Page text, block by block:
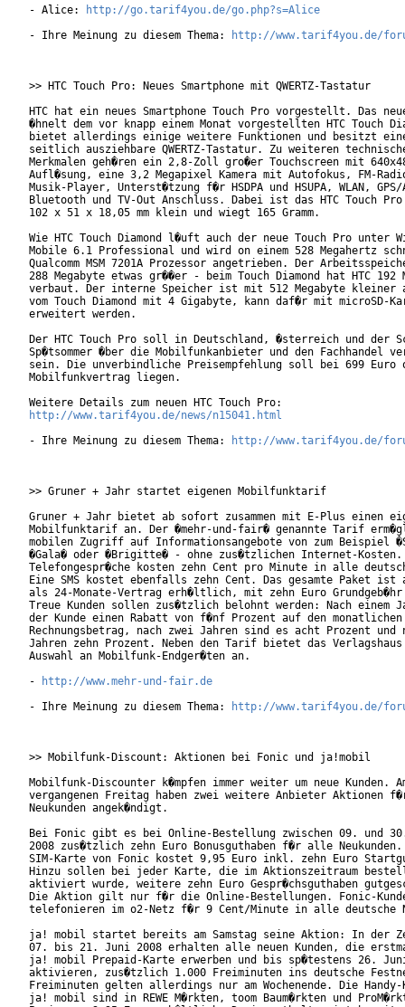
- Alice:
http://go.tarif4you.de/go.php?s=Alice
- Ihre Meinung zu diesem Thema:
http://www.tarif4you.de/
>> HTC Touch Pro: Neues Smartphone mit QWERTZ-Tastatur
HTC hat ein neues Smartphone Touch Pro vorgestellt. Das
�hnelt dem vor knapp einem Monat vorgestellten HTC Touch
bietet allerdings einige weitere Funktionen und besitzt
seitlich ausziehbare QWERTZ-Tastatur. Zu weiteren
Merkmalen geh�ren ein 2,8-Zoll gro�er Touchscreen mit
Aufl�sung, eine 3,2 Megapixel Kamera mit Autofokus, FM-
Musik-Player, Unterst�tzung f�r HSDPA und HSUPA, WLAN, GPS/
Bluetooth und TV-Out Anschluss. Dabei ist das HTC Touch Pro
102 x 51 x 18,05 mm klein und wiegt 165 Gramm.
Wie HTC Touch Diamond l�uft auch der neue Touch Pro unter
Mobile 6.1 Professional und wird on einem 528 Megahertz
Qualcomm MSM 7201A Prozessor angetrieben. Der
288 Megabyte etwas gr��er - beim Touch Diamond hat HTC 192
verbaut. Der interne Speicher ist mit 512 Megabyte kleiner
vom Touch Diamond mit 4 Gigabyte, kann daf�r mit microSD-
erweitert werden.
Der HTC Touch Pro soll in Deutschland, �sterreich und der
Sp�tsommer �ber die Mobilfunkanbieter und den Fachhandel
sein. Die unverbindliche Preisempfehlung soll bei 699 Euro
Mobilfunkvertrag liegen.
http://www.tarif4you.de/news/n15041.html
- Ihre Meinung zu diesem Thema:
http://www.tarif4you.de/
>> Gruner + Jahr startet eigenen Mobilfunktarif
Gruner + Jahr bietet ab sofort zusammen mit E-Plus einen
Mobilfunktarif an. Der �mehr-und-fair� genannte Tarif
mobilen Zugriff auf Informationsangebote von zum Beispiel
�Gala� oder �Brigitte� - ohne zus�tzlichen Internet-Kosten.
Telefongespr�che kosten zehn Cent pro Minute in alle
Eine SMS kostet ebenfalls zehn Cent. Das gesamte Paket
als 24-Monate-Vertrag erh�ltlich, mit zehn Euro Grundgeb�hr
Treue Kunden sollen zus�tzlich belohnt werden: Nach einem
der Kunde einen Rabatt von f�nf Prozent auf den monatlichen
Rechnungsbetrag, nach zwei Jahren sind es acht Prozent und
Jahren zehn Prozent. Neben den Tarif bietet das
Auswahl an Mobilfunk-Endger�ten an.
-
http://www.mehr-und-fair.de
- Ihre Meinung zu diesem Thema:
http://www.tarif4you.de/
>> Mobilfunk-Discount: Aktionen bei Fonic und ja!mobil
Mobilfunk-Discounter k�mpfen immer weiter um neue Kunden.
vergangenen Freitag haben zwei weitere Anbieter Aktionen
Neukunden angek�ndigt.
Bei Fonic gibt es bei Online-Bestellung zwischen 09. und
2008 zus�tzlich zehn Euro Bonusguthaben f�r alle
SIM-Karte von Fonic kostet 9,95 Euro inkl. zehn Euro
Hinzu sollen bei jeder Karte, die im Aktionszeitraum
aktiviert wurde, weitere zehn Euro Gespr�chsguthaben
Die Aktion gilt nur f�r die Online-Bestellungen. Fonic-
telefonieren im o2-Netz f�r 9 Cent/Minute in alle deutsche
ja! mobil startet bereits am Samstag seine Aktion: In der
07. bis 21. Juni 2008 erhalten alle neuen Kunden, die
ja! mobil Prepaid-Karte erwerben und bis sp�testens 26.
aktivieren, zus�tzlich 1.000 Freiminuten ins deutsche
Freiminuten gelten allerdings nur am Wochenende. Die Handy-
ja! mobil sind in REWE M�rkten, toom Baum�rkten und